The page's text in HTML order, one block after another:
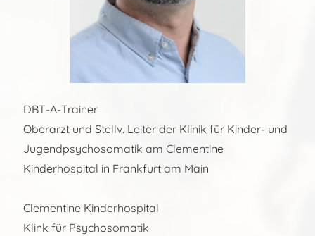
DBT-A-Trainer
Oberarzt und Stellv. Leiter der Klinik für Kinder- und
Jugendpsychosomatik am Clementine
Kinderhospital in Frankfurt am Main
Clementine Kinderhospital
Klink für Psychosomatik